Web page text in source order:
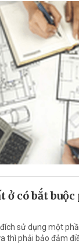
ở có bắt
sử dụng một
thì phải bảo đảm